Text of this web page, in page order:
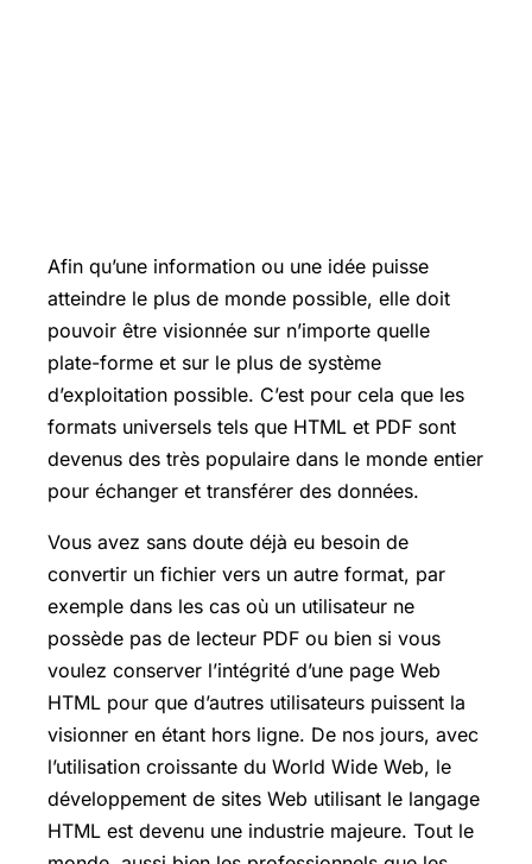
Afin qu’une information ou une idée puisse
atteindre le plus de monde possible, elle doit
pouvoir être visionnée sur n’importe quelle
plate-forme et sur le plus de système
d’exploitation possible. C’est pour cela que les
formats universels tels que HTML et PDF sont
devenus des très populaire dans le monde entier
pour échanger et transférer des données.
Vous avez sans doute déjà eu besoin de
convertir un fichier vers un autre format, par
exemple dans les cas où un utilisateur ne
possède pas de lecteur PDF ou bien si vous
voulez conserver l’intégrité d’une page Web
HTML pour que d’autres utilisateurs puissent la
visionner en étant hors ligne. De nos jours, avec
l’utilisation croissante du World Wide Web, le
développement de sites Web utilisant le langage
HTML est devenu une industrie majeure. Tout le